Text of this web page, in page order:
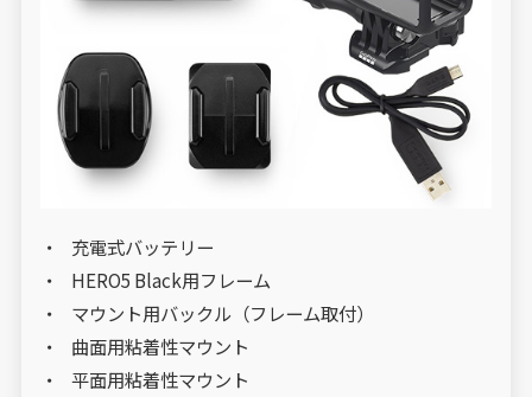
充電式バッテリー
HERO5 Black用フレーム
マウント用バックル（フレーム取付）
曲面用粘着性マウント
平面用粘着性マウント